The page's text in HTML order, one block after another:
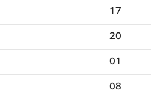
17
20
01
08